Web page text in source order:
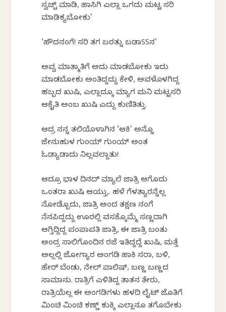
ಸ್ವಚ್ಚ್ ಮಾಡಿ, ಹಾಸಿಗಿ ಎಲ್ಲಾ ಒಗದು ಮಟ್ಟ ಸರಿ
ಮಾಡಿಕ್ಯಬೋಕು’
‘ಹೌದನಂಗೆ! ಸರಿ ತಗ ಬರತ್ನು ಬಡಾSSನ’
ಅವ್ವ ಮಾತ್ಮಾತಿಗೆ ಅದು ಮಾಡಬೋಕು ಇದು
ಮಾಡಬೋಕು ಅಂತಿದ್ದದ್ದು ಕೇಳಿ, ಅವಳೊಳಗಿದ್ದ
ಹಬ್ಬದ ಖುಷಿ, ಎಲ್ಲಾದ್ಕೂ ಮ್ಯಾಗ ಮನಿ ಮಟ್ಟಸರಿ
ಆಕೈತಿ ಅಂಬ ಖುಷಿ ಎದ್ದು ಕುಣಿತಿತ್ತು.
ಆದ್ರ ನನ್ನ ತಲಿಯೊಳಾಗಿನ ‘ಆಕಿ’ ಅನ್ನೊ
ಜೇನುಹುಳ ಗುಂಯ್ ಗುಂಯ್ ಅಂತ
ಓಡ್ಯಾಡಾದು ನಿಲ್ಲವಲ್ದಾತು!
ಆದ್ರೂ ಭಾಳ ದಿನದ್ ಮ್ಯಾಲೆ ಜಾತ್ರಿ ಆಗೊದು
ಒಂತರಾ ಖುಷಿ ಆಯ್ತು,. ಹಳೆ ಗೆಳತ್ಯಾರನ್ನೆಲ್ಲ
ನೋಡ್ಬೊದು, ಜಾತ್ರಿ ಅಂದ ತಕ್ಷಣ ನಂಗೆ
ನೆನಪಿದ್ದದ್ದು ಊರಲ್ಲಿ ವರ್ಸಕ್ಕೊಮ್ಮೆ ಸಣ್ಣದಾಗಿ
ಆಗ್ತಿದ್ದಿದ್ದ ಪಂಪಾಪತಿ ಜಾತ್ರಿ, ಈ ಜಾತ್ರಿ ಬಂತು
ಅಂದ್ರ ಸಾಲಿಗೊಂದಿನ ರಜೆ‌ ಇರ್ತಿದ್ದದ್ದೆ ಖುಷಿ,‌ ಮತ್ತೆ
ಅಲ್ಲಲ್ಲಿ ಜೋಗ್ಯಾರ ಅಂಗಡಿ ಹಾಕಿ ಸರಾ, ಬಳಿ,
ಹೇರ್ ಬೆಂಡು, ನೇಲ್ ಪಾಲಿಷ್, ಬಣ್ಣ ಬಣ್ಣದ
ಸಾಮಾನು. ರಾತ್ರಿಗೆ ಎಳಿತಿದ್ದ ತಾತನ ತೇರು,
ರಾತ್ರಿಯೆಲ್ಲ ಈ ಅಂಗಡಿಗಳು‌ ಹಳದಿ‌ ಲೈಟ್ ಜೊತಿಗೆ
ಮಿಂಚಿ ಮಿಂಚಿ ಕಣ್ಣ್ ಕುಕ್ಕಿ ಎಲ್ಲಾನೂ ತಗೊಬೇಕು